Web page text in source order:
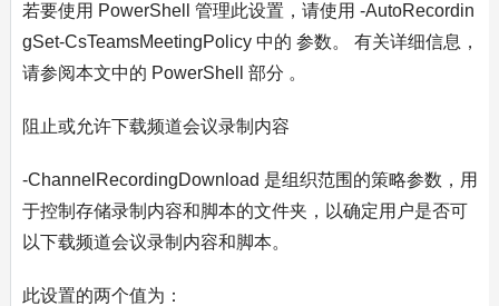
若要使用 PowerShell 管理此设置，请使用 -AutoRecordin
gSet-CsTeamsMeetingPolicy 中的 参数。 有关详细信息，
请参阅本文中的 PowerShell 部分 。
阻止或允许下载频道会议录制内容
-ChannelRecordingDownload 是组织范围的策略参数，用
于控制存储录制内容和脚本的文件夹，以确定用户是否可
以下载频道会议录制内容和脚本。
此设置的两个值为：